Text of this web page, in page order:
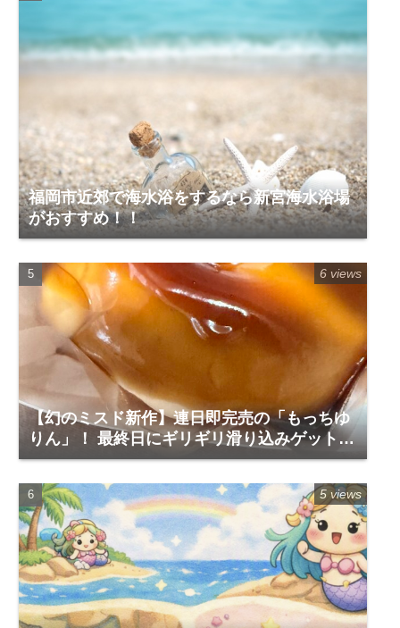
福岡市近郊で海水浴をするなら新宮海水浴場
がおすすめ！！
【幻のミスド新作】連日即完売の「もっちゆ
りん」！ 最終日にギリギリ滑り込みゲットし
て食べてみた実食レポ
6 views
5 views